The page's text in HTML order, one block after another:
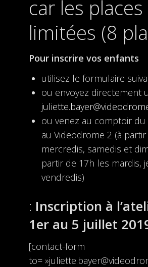
car les
limitées (8
Pour inscrire vos enfants
utilisez le formulaire
ou envoyez directement
ou venez au comptoir du
au Videodrome 2 (à
mercredis, samedis et
partir de 17h les mardis,
vendredis)
Inscription à
1er au 5 juillet
[contact-form
to=